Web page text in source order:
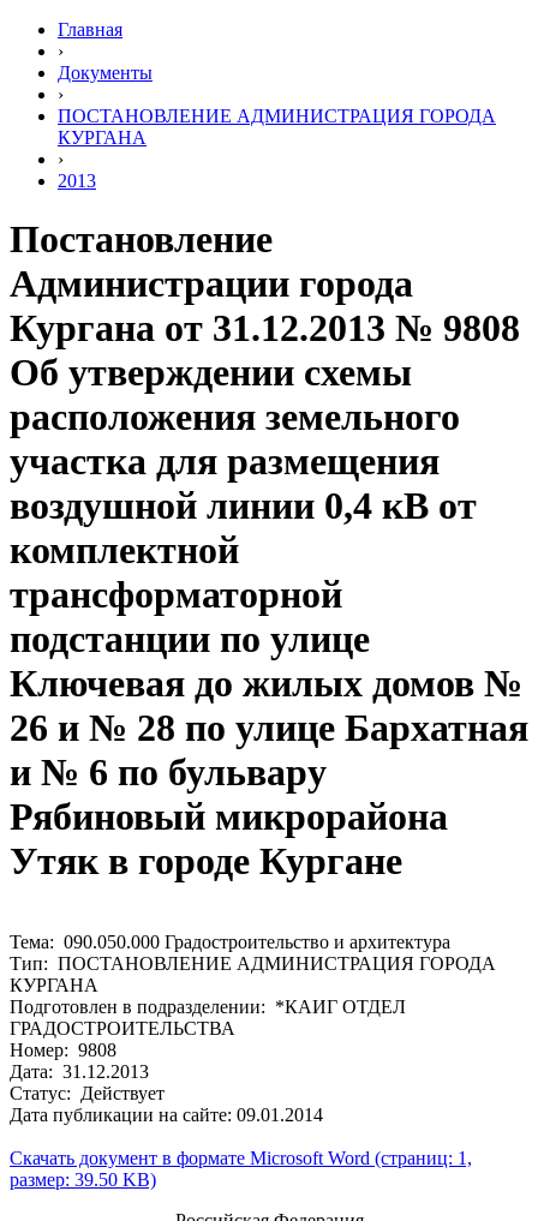
Главная
›
Документы
›
ПОСТАНОВЛЕНИЕ АДМИНИСТРАЦИЯ ГОРОДА
КУРГАНА
›
2013
Постановление
Администрации города
Кургана от 31.12.2013 № 9808
Об утверждении схемы
расположения земельного
участка для размещения
воздушной линии 0,4 кВ от
комплектной
трансформаторной
подстанции по улице
Ключевая до жилых домов №
26 и № 28 по улице Бархатная
и № 6 по бульвару
Рябиновый микрорайона
Утяк в городе Кургане
Тема: 090.050.000 Градостроительство и архитектура
Тип: ПОСТАНОВЛЕНИЕ АДМИНИСТРАЦИЯ ГОРОДА
КУРГАНА
Подготовлен в подразделении: *КАИГ ОТДЕЛ
ГРАДОСТРОИТЕЛЬСТВА
Номер: 9808
Дата: 31.12.2013
Статус: Действует
Дата публикации на сайте: 09.01.2014
Скачать документ в формате Microsoft Word (страниц: 1,
размер: 39.50 KB)